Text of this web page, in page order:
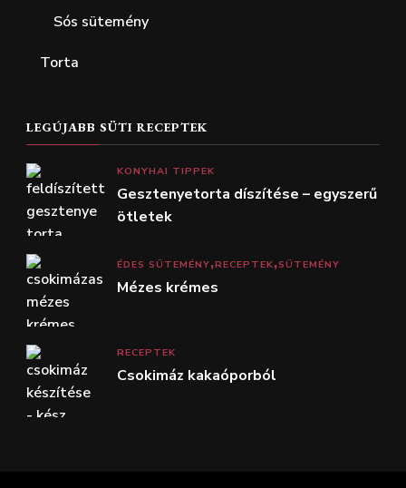
Sós sütemény
Torta
LEGÚJABB SÜTI RECEPTEK
KONYHAI TIPPEK
Gesztenyetorta díszítése – egyszerű
ötletek
ÉDES SÜTEMÉNY RECEPTEK SÜTEMÉNY
Mézes krémes
RECEPTEK
Csokimáz kakaóporból